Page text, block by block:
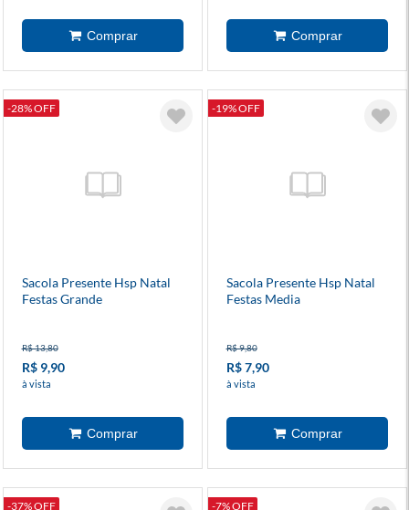
-28% OFF
Sacola Presente Hsp Natal
Festas Grande
R$ 13,80
R$ 9,90
à vista
-19% OFF
Sacola Presente Hsp Natal
Festas Media
R$ 9,80
R$ 7,90
à vista
-37% OFF -7% OFF